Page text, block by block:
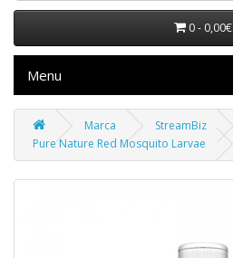
0 - 0,00€
Menu
Marca
StreamBiz
Pure Nature Red Mosquito Larvae